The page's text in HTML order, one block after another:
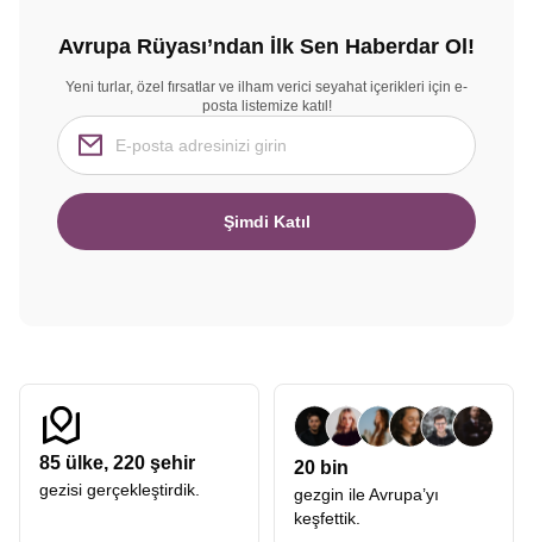
Avrupa Rüyası’ndan İlk Sen Haberdar Ol!
Yeni turlar, özel fırsatlar ve ilham verici seyahat içerikleri için e-
posta listemize katıl!
Şimdi Katıl
85 ülke, 220 şehir
gezisi gerçekleştirdik.
20 bin
gezgin ile Avrupa’yı
keşfettik.